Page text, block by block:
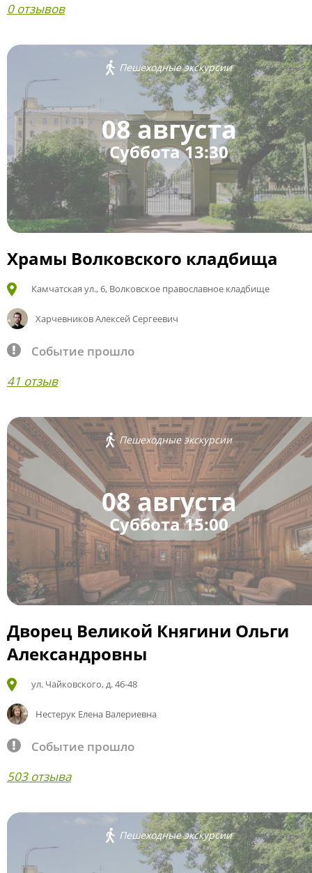
0 отзывов
Пешеходные экскурсии
08 августа
Суббота 13:30
Храмы Волковского кладбища
Камчатская ул., 6, Волковское православное кладбище
Харчевников Алексей Сергеевич
Событие прошло
41 отзыв
Пешеходные экскурсии
08 августа
Суббота 15:00
Дворец Великой Княгини Ольги
Александровны
ул. Чайковского, д. 46-48
Нестерук Елена Валериевна
Событие прошло
503 отзыва
Пешеходные экскурсии